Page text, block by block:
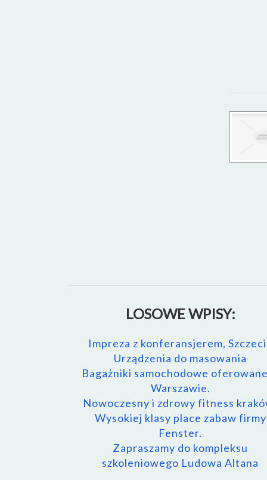
LOSOWE WPISY:
Impreza z konferansjerem,
Urządzenia do masowania
Bagażniki samochodowe
Warszawie.
Nowoczesny i zdrowy fitness
Wysokiej klasy place zabaw firmy
Fenster.
Zapraszamy do kompleksu
szkoleniowego Ludowa Altana